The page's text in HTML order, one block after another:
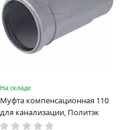
На складе
Муфта компенсационная 110
для канализации, Политэк